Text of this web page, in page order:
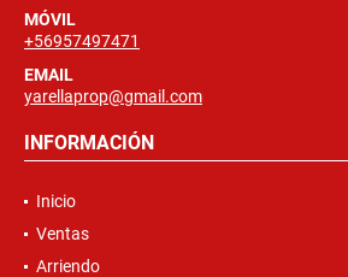
MÓVIL
+56957497471
EMAIL
yarellaprop@gmail.com
INFORMACIÓN
Inicio
Ventas
Arriendo